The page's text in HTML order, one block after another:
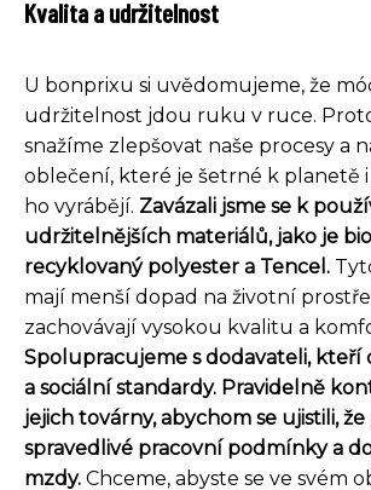
Kvalita a udržitelnost
U bonprixu si uvědomujeme, že
udržitelnost jdou ruku v ruce.
snažíme zlepšovat naše procesy a
oblečení, které je šetrné k planetě
ho vyrábějí. Zavázali jsme se k
udržitelnějších materiálů, jako je
recyklovaný polyester a Tencel.
mají menší dopad na životní
zachovávají vysokou kvalitu a
Spolupracujeme s dodavateli,
a sociální standardy. Pravidelně
jejich továrny, abychom se ujistili,
spravedlivé pracovní podmínky a
mzdy. Chceme, abyste se ve svém